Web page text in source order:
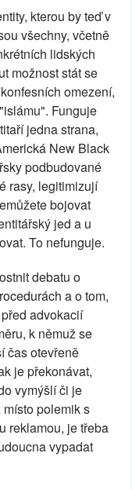
kterou by teď v
všechny, včetně
lidských
možnost stát se
omezení,
Funguje
jedna strana,
New Black
podbudované
rasy, legitimizují
bojovat
jed a u
To nefunguje.
debatu o
a o tom,
advokacií
k němuž se
čas otevřeně
je překonávat,
vymýšlí či je
polemik s
reklamou, je třeba
vypadat